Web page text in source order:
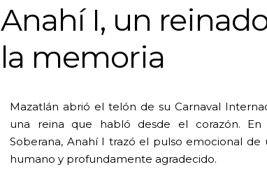
Anahí I, un
la memoria
Mazatlán abrió el telón de su Carnaval
una reina que habló desde el corazón. En
Soberana, Anahí I trazó el pulso emocional
humano y profundamente agradecido.